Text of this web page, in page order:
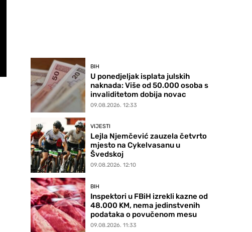
BIH
U ponedjeljak isplata julskih
naknada: Više od 50.000 osoba s
invaliditetom dobija novac
09.08.2026. 12:33
VIJESTI
Lejla Njemčević zauzela četvrto
mjesto na Cykelvasanu u
Švedskoj
09.08.2026. 12:10
BIH
Inspektori u FBiH izrekli kazne od
48.000 KM, nema jedinstvenih
podataka o povučenom mesu
09.08.2026. 11:33